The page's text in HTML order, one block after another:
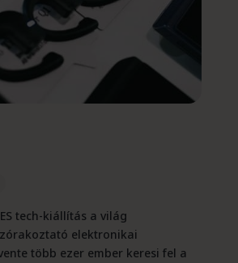
tech-kiállítás a világ
elektronikai
több ezer ember keresi fel a